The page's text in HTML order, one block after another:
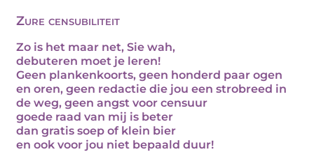
Zure censubiliteit
Zo is het maar net, Sie wah,
debuteren moet je leren!
Geen plankenkoorts, geen honderd paar ogen
en oren, geen redactie die jou een strobreed in
de weg, geen angst voor censuur
goede raad van mij is beter
dan gratis soep of klein bier
en ook voor jou niet bepaald duur!